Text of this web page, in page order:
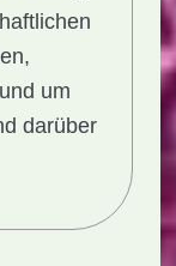
um
darüber